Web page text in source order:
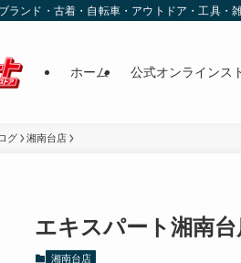
ランド・古着・自転車・アウトドア・工具・
ホーム 公式オンラインス
グ 湘南台店
エキスパート湘南
湘南台店